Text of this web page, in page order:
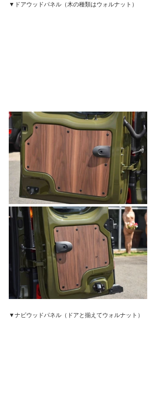
▼ドアウッドパネル（木の種類はウォルナット）
▼ナビウッドパネル（ドアと揃えてウォルナット）